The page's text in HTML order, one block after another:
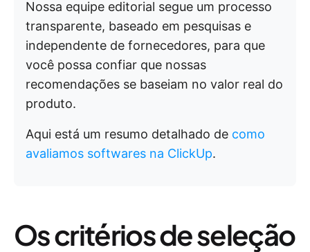
Nossa equipe editorial segue um processo
transparente, baseado em pesquisas e
independente de fornecedores, para que
você possa confiar que nossas
recomendações se baseiam no valor real do
produto.
Aqui está um resumo detalhado de como
avaliamos softwares na ClickUp.
Os critérios de seleção